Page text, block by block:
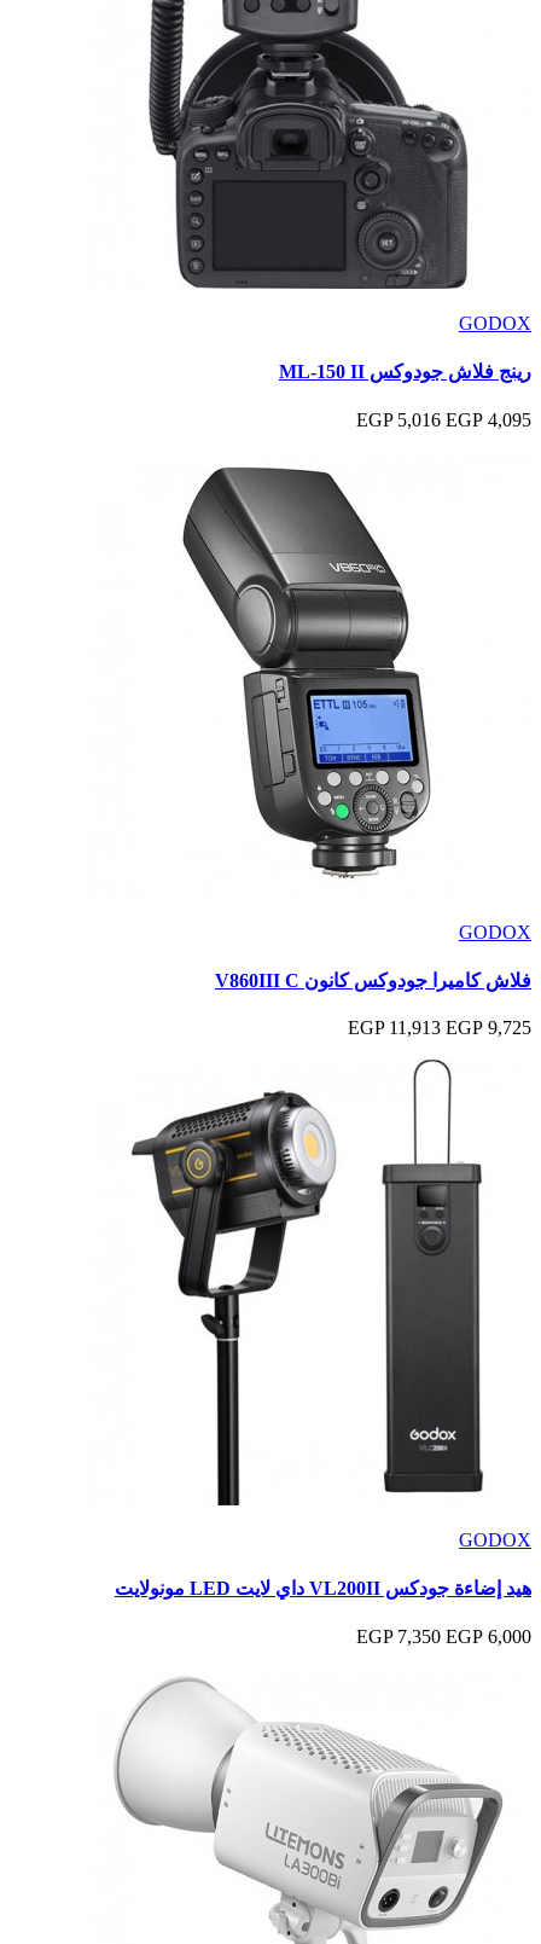
GODOX
رينج فلاش جودوكس ML-150 II
4,095 EGP
5,016 EGP
GODOX
فلاش كاميرا جودوكس كانون V860III C
9,725 EGP
11,913 EGP
GODOX
هيد إضاءة جودكس VL200II داي لايت LED مونولايت
6,000 EGP
7,350 EGP